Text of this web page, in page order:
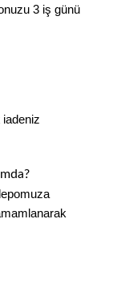
3 iş günü